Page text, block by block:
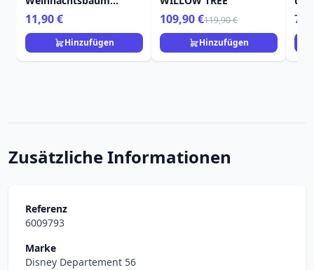
Tigger - Disney Winnie
Puuh
11,90 €
Hinzufügen
109,90 €119,90 €
Hinzufügen
Zusätzliche Informationen
Referenz
6009793
Marke
Disney Departement 56